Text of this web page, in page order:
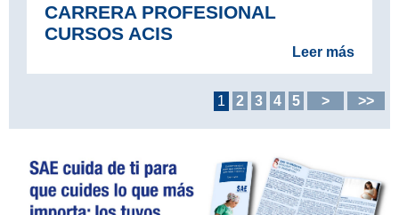
CARRERA PROFESIONAL
CURSOS ACIS
Leer más
1 2 3 4 5 > >>